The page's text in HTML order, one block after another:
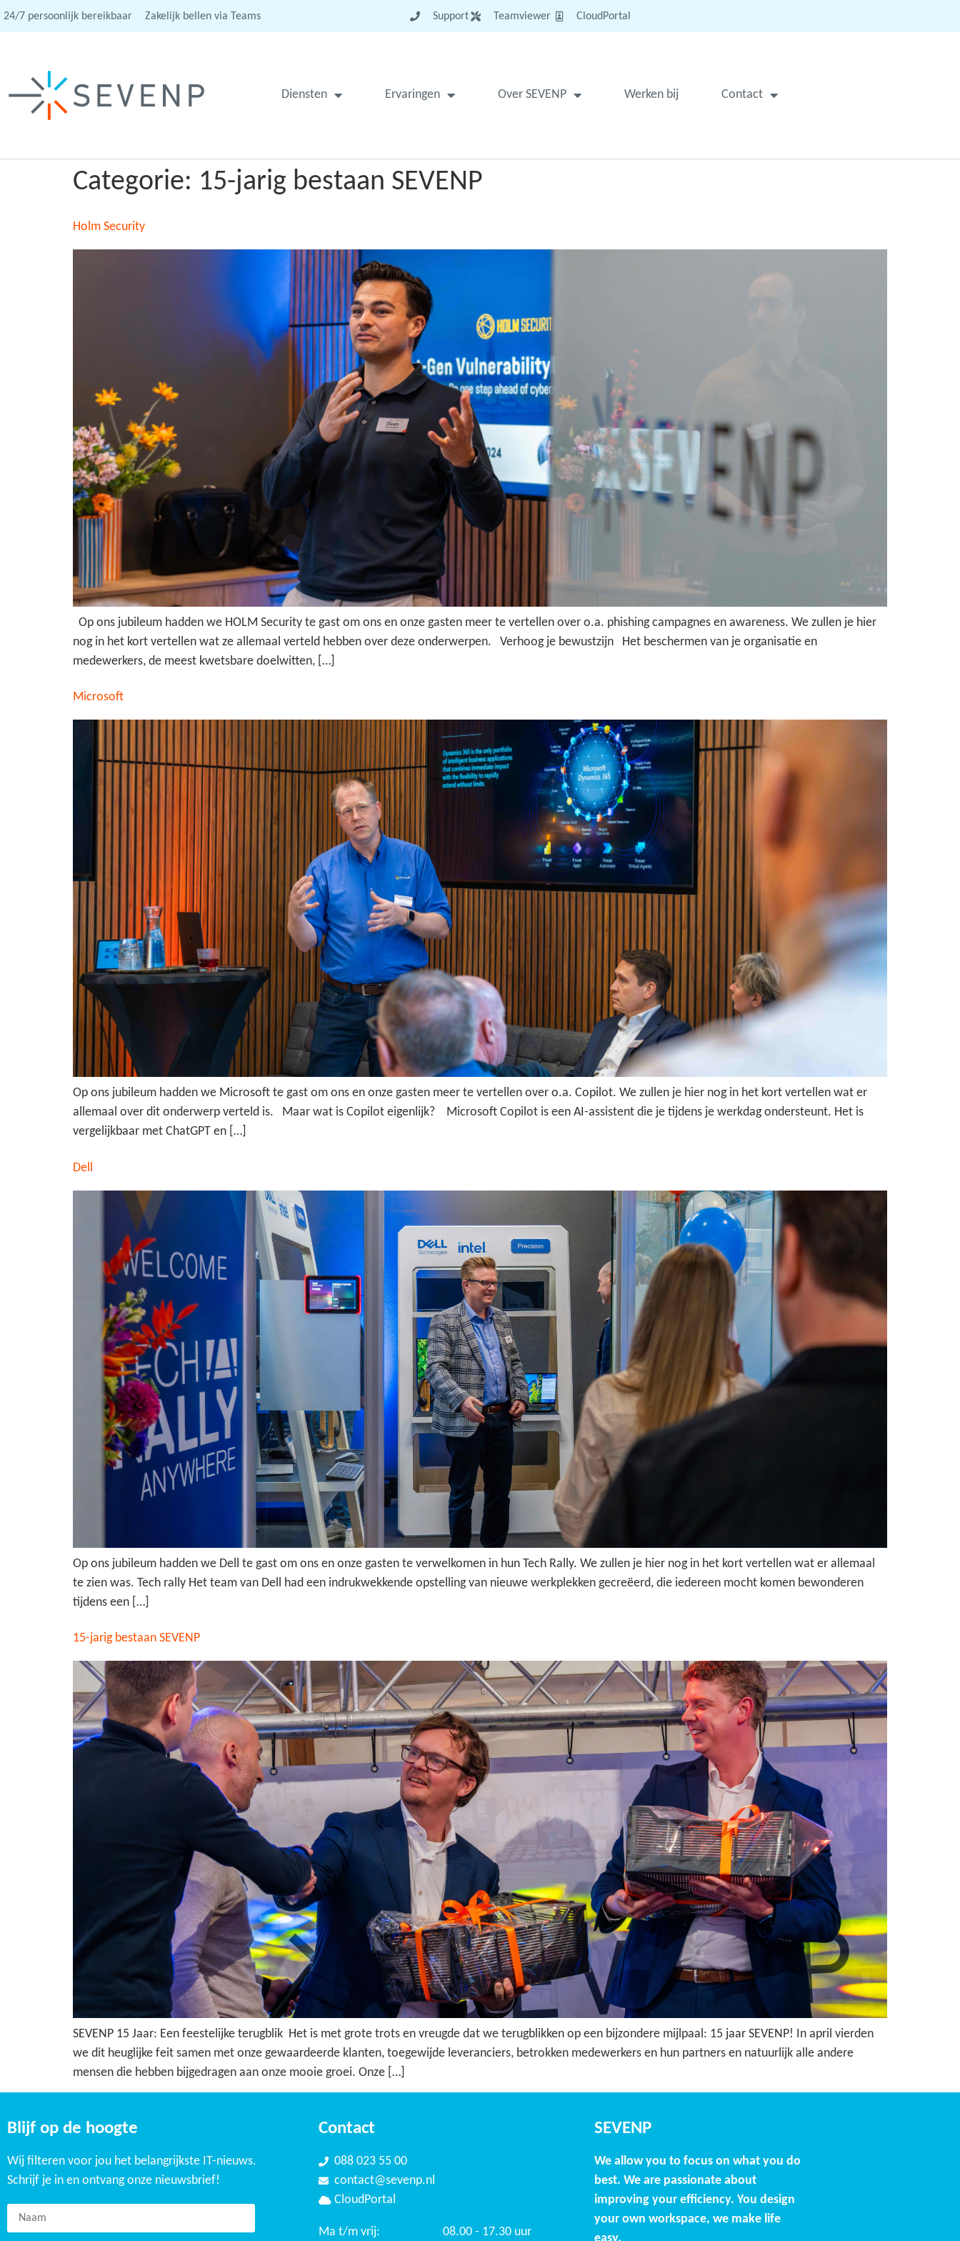
24/7 persoonlijk bereikbaar Zakelijk bellen via Teams Support Teamviewer CloudPortal
Diensten Ervaringen Over SEVENP Werken bij Contact
Categorie: 15-jarig bestaan SEVENP
Holm Security
Op ons jubileum hadden we HOLM Security te gast om ons en onze gasten meer te vertellen over o.a. phishing campagnes en awareness. We zullen je hier
nog in het kort vertellen wat ze allemaal verteld hebben over deze onderwerpen. Verhoog je bewustzijn Het beschermen van je organisatie en
medewerkers, de meest kwetsbare doelwitten, […]
Microsoft
Op ons jubileum hadden we Microsoft te gast om ons en onze gasten meer te vertellen over o.a. Copilot. We zullen je hier nog in het kort vertellen wat er
allemaal over dit onderwerp verteld is. Maar wat is Copilot eigenlijk? Microsoft Copilot is een AI-assistent die je tijdens je werkdag ondersteunt. Het is
vergelijkbaar met ChatGPT en […]
Dell
Op ons jubileum hadden we Dell te gast om ons en onze gasten te verwelkomen in hun Tech Rally. We zullen je hier nog in het kort vertellen wat er allemaal
te zien was. Tech rally Het team van Dell had een indrukwekkende opstelling van nieuwe werkplekken gecreëerd, die iedereen mocht komen bewonderen
tijdens een […]
15-jarig bestaan SEVENP
SEVENP 15 Jaar: Een feestelijke terugblik Het is met grote trots en vreugde dat we terugblikken op een bijzondere mijlpaal: 15 jaar SEVENP! In april vierden
we dit heuglijke feit samen met onze gewaardeerde klanten, toegewijde leveranciers, betrokken medewerkers en hun partners en natuurlijk alle andere
mensen die hebben bijgedragen aan onze mooie groei. Onze […]
Blijf op de hoogte
Wij filteren voor jou het belangrijkste IT-nieuws.
Schrijf je in en ontvang onze nieuwsbrief!
Contact
088 023 55 00
contact@sevenp.nl
CloudPortal
Ma t/m vrij: 08.00 - 17.30 uur
SEVENP
We allow you to focus on what you do
best. We are passionate about
improving your efficiency. You design
your own workspace, we make life